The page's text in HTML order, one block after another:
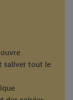
saliver tout le